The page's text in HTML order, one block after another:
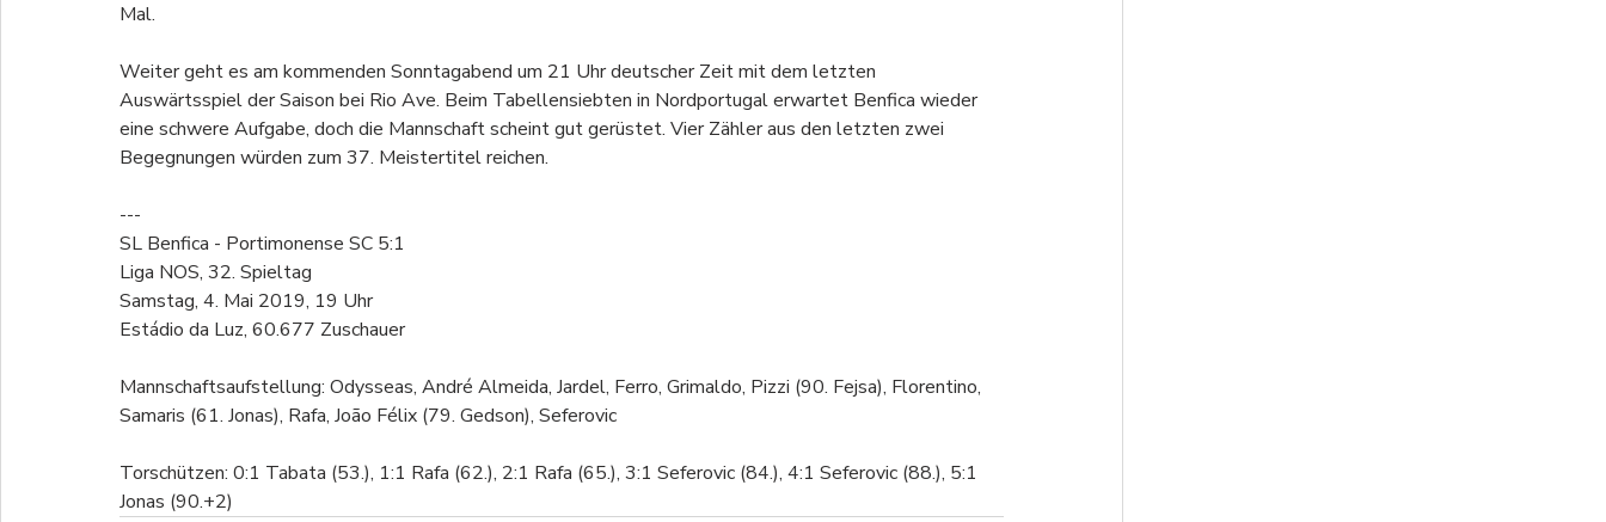
Mal.
Weiter geht es am kommenden Sonntagabend um 21 Uhr deutscher Zeit mit dem letzten
Auswärtsspiel der Saison bei Rio Ave. Beim Tabellensiebten in Nordportugal erwartet Benfica wieder
eine schwere Aufgabe, doch die Mannschaft scheint gut gerüstet. Vier Zähler aus den letzten zwei
Begegnungen würden zum 37. Meistertitel reichen.
---
SL Benfica - Portimonense SC 5:1
Liga NOS, 32. Spieltag
Samstag, 4. Mai 2019, 19 Uhr
Estádio da Luz, 60.677 Zuschauer
Mannschaftsaufstellung: Odysseas, André Almeida, Jardel, Ferro, Grimaldo, Pizzi (90. Fejsa), Florentino,
Samaris (61. Jonas), Rafa, João Félix (79. Gedson), Seferovic
Torschützen: 0:1 Tabata (53.), 1:1 Rafa (62.), 2:1 Rafa (65.), 3:1 Seferovic (84.), 4:1 Seferovic (88.), 5:1
Jonas (90.+2)